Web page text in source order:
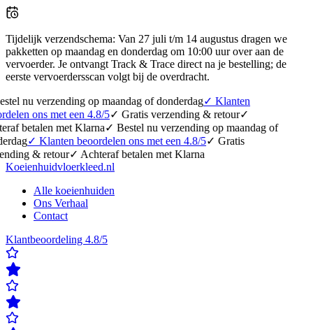
Tijdelijk verzendschema: Van 27 juli t/m 14 augustus dragen we
pakketten op maandag en donderdag om 10:00 uur over aan de
vervoerder. Je ontvangt Track & Trace direct na je bestelling; de
eerste vervoerdersscan volgt bij de overdracht.
op maandag of donderdag✓Klanten
een 4.8/5✓Gratis verzending & retour✓
met Klarna✓Bestel nu verzending op maandag of
beoordelen ons met een 4.8/5✓Gratis
✓ Achteraf betalen met Klarna
Koeienhuidvloerkleed.nl
Alle koeienhuiden
Ons Verhaal
Contact
Klantbeoordeling 4.8/5